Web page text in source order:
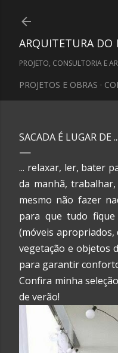
ARQUITETURA DO
PROJETO, CONSULTORIA E
PROJETOS E OBRAS
SACADA É LUGAR DE ...
... relaxar, ler, bater
da manhã,
mesmo não fazer
para que tudo
(móveis apropriados,
vegetação e objetos
para garantir
Confira minha
de verão!